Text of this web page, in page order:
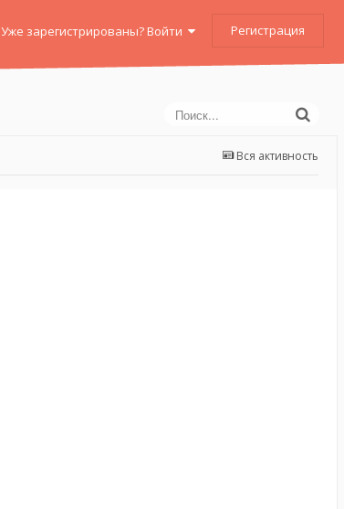
Уже зарегистрированы? Войти Регистрация
Вся активность